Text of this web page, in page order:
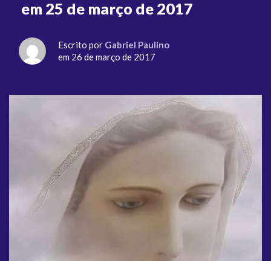
em 25 de março de 2017
Escrito por Gabriel Paulino
em 26 de março de 2017